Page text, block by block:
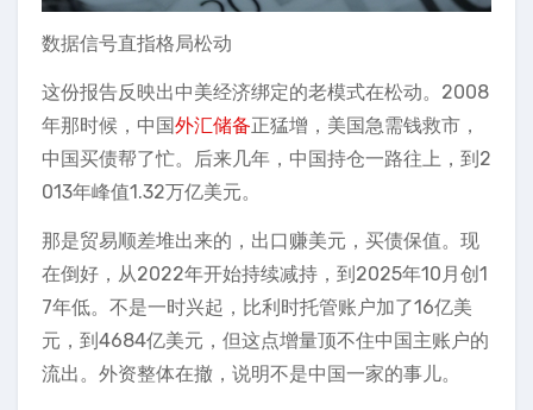
数据信号直指格局松动
这份报告反映出中美经济绑定的老模式在松动。2008
年那时候，中国外汇储备正猛增，美国急需钱救市，
中国买债帮了忙。后来几年，中国持仓一路往上，到2
013年峰值1.32万亿美元。
那是贸易顺差堆出来的，出口赚美元，买债保值。现
在倒好，从2022年开始持续减持，到2025年10月创1
7年低。不是一时兴起，比利时托管账户加了16亿美
元，到4684亿美元，但这点增量顶不住中国主账户的
流出。外资整体在撤，说明不是中国一家的事儿。